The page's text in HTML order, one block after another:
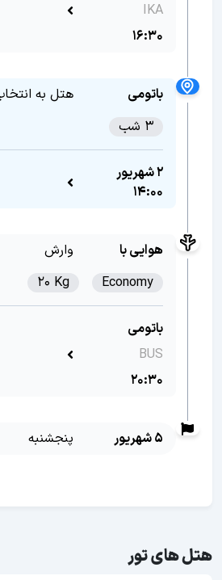
IKA
16:30
باتومی
هتل به
3 شب
2 شهریور
14:00
هوایی با
وارش
Economy
20 Kg
باتومی
BUS
20:30
5 شهریور پنجشنبه
هتل های تور